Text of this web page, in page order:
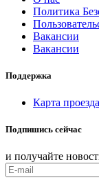
Политика
Вакансии
Вакансии
Поддержка
Карта проезда
Подпишись сейчас
и получайте